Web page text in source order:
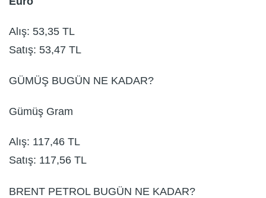
Alış: 53,35 TL
Satış: 53,47 TL
GÜMÜŞ BUGÜN NE KADAR?
Gümüş Gram
Alış: 117,46 TL
Satış: 117,56 TL
BRENT PETROL BUGÜN NE KADAR?